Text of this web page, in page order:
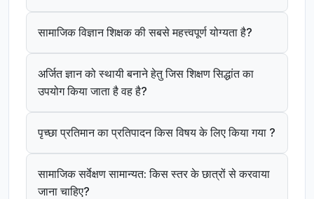
सामाजिक विज्ञान शिक्षक की सबसे महत्त्वपूर्ण योग्यता है?
अर्जित ज्ञान को स्थायी बनाने हेतु जिस शिक्षण सिद्धांत का
उपयोग किया जाता है वह है?
पृच्छा प्रतिमान का प्रतिपादन किस विषय के लिए किया गया ?
सामाजिक सर्वेक्षण सामान्यत: किस स्तर के छात्रों से करवाया
जाना चाहिए?